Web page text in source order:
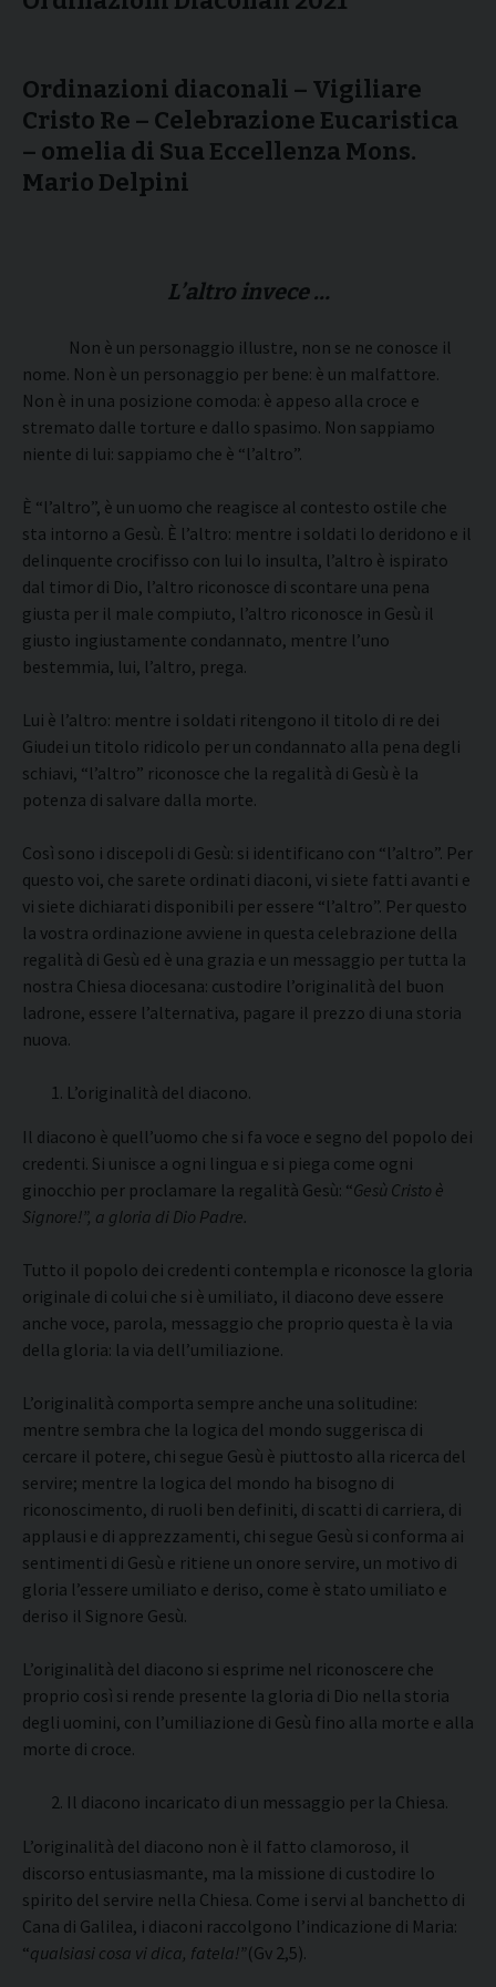
Ordinazioni diaconali – Vigiliare
Cristo Re – Celebrazione Eucaristica
– omelia di Sua Eccellenza Mons.
Mario Delpini
L’altro invece …
Non è un personaggio illustre, non se ne conosce il
nome. Non è un personaggio per bene: è un malfattore.
Non è in una posizione comoda: è appeso alla croce e
stremato dalle torture e dallo spasimo. Non sappiamo
niente di lui: sappiamo che è “l’altro”.
È “l’altro”, è un uomo che reagisce al contesto ostile che
sta intorno a Gesù. È l’altro: mentre i soldati lo deridono e il
delinquente crocifisso con lui lo insulta, l’altro è ispirato
dal timor di Dio, l’altro riconosce di scontare una pena
giusta per il male compiuto, l’altro riconosce in Gesù il
giusto ingiustamente condannato, mentre l’uno
bestemmia, lui, l’altro, prega.
Lui è l’altro: mentre i soldati ritengono il titolo di re dei
Giudei un titolo ridicolo per un condannato alla pena degli
schiavi, “l’altro” riconosce che la regalità di Gesù è la
potenza di salvare dalla morte.
Così sono i discepoli di Gesù: si identificano con “l’altro”. Per
questo voi, che sarete ordinati diaconi, vi siete fatti avanti e
vi siete dichiarati disponibili per essere “l’altro”. Per questo
la vostra ordinazione avviene in questa celebrazione della
regalità di Gesù ed è una grazia e un messaggio per tutta la
nostra Chiesa diocesana: custodire l’originalità del buon
ladrone, essere l’alternativa, pagare il prezzo di una storia
nuova.
L’originalità del diacono.
Il diacono è quell’uomo che si fa voce e segno del popolo dei
credenti. Si unisce a ogni lingua e si piega come ogni
ginocchio per proclamare la regalità Gesù: “Gesù Cristo è
Signore!”, a gloria di Dio Padre.
Tutto il popolo dei credenti contempla e riconosce la gloria
originale di colui che si è umiliato, il diacono deve essere
anche voce, parola, messaggio che proprio questa è la via
della gloria: la via dell’umiliazione.
L’originalità comporta sempre anche una solitudine:
mentre sembra che la logica del mondo suggerisca di
cercare il potere, chi segue Gesù è piuttosto alla ricerca del
servire; mentre la logica del mondo ha bisogno di
riconoscimento, di ruoli ben definiti, di scatti di carriera, di
applausi e di apprezzamenti, chi segue Gesù si conforma ai
sentimenti di Gesù e ritiene un onore servire, un motivo di
gloria l’essere umiliato e deriso, come è stato umiliato e
deriso il Signore Gesù.
L’originalità del diacono si esprime nel riconoscere che
proprio così si rende presente la gloria di Dio nella storia
degli uomini, con l’umiliazione di Gesù fino alla morte e alla
morte di croce.
Il diacono incaricato di un messaggio per la Chiesa.
L’originalità del diacono non è il fatto clamoroso, il
discorso entusiasmante, ma la missione di custodire lo
spirito del servire nella Chiesa. Come i servi al banchetto di
Cana di Galilea, i diaconi raccolgono l’indicazione di Maria:
“qualsiasi cosa vi dica, fatela!”(Gv 2,5).